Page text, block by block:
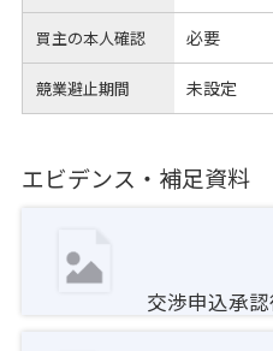
買主の本人確認 必要
競業避止期間 未設定
エビデンス・補足資料
交渉申込承